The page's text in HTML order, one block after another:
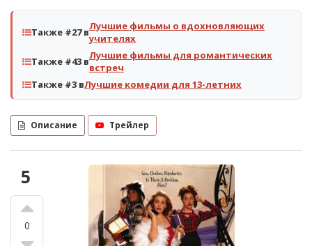
Также #27 вЛучшие фильмы о вдохновляющих
учителях
Также #43 вЛучшие фильмы для романтических
встреч
Также #3 вЛучшие комедии для 13-летних
Описание Трейлер
5
0